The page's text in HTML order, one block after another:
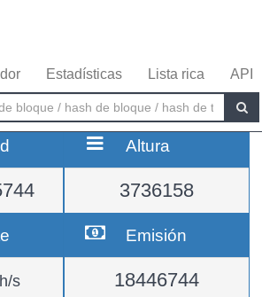
Estadísticas Lista rica API
Altura
3736158
s
Emisión
18446744